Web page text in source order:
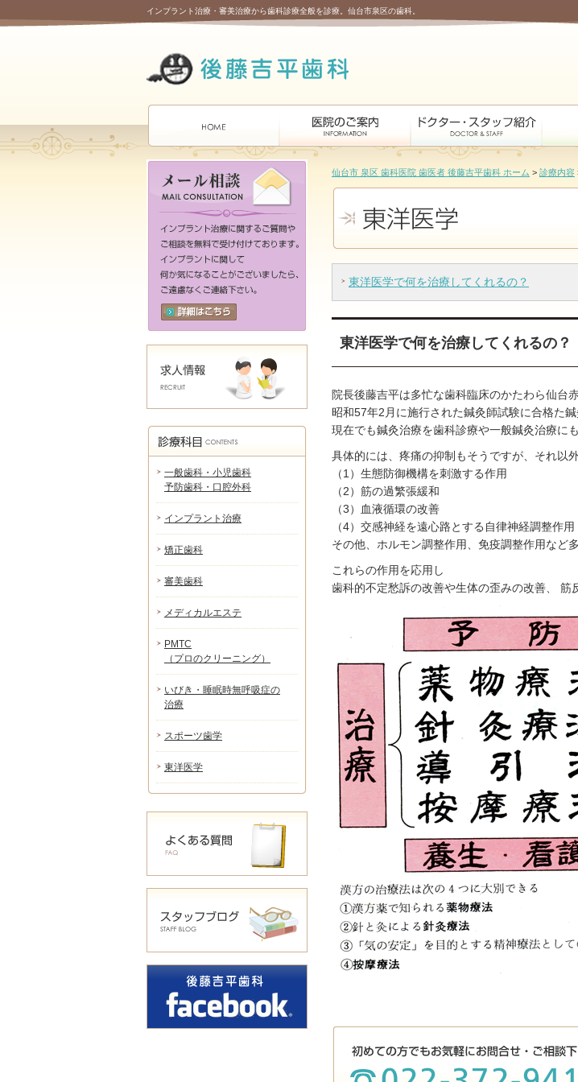
インプラント治療・審美治療から歯科診療全般を診療。仙台市泉区の歯科。
仙台市 泉区 歯科医院 歯医者 後藤吉平歯科 ホーム > 診療内容
東洋医学で何を治療してくれるの？
東洋医学で何を治療してくれるの？
院長後藤吉平は多忙な歯科臨床のかたわら仙台
昭和57年2月に施行された鍼灸師試験に合格た鍼
現在でも鍼灸治療を歯科診療や一般鍼灸治療に
具体的には、疼痛の抑制もそうですが、それ以
（1）生態防御機構を刺激する作用
（2）筋の過繁張緩和
（3）血液循環の改善
（4）交感神経を遠心路とする自律神経調整作用
その他、ホルモン調整作用、免疫調整作用など
これらの作用を応用し
歯科的不定愁訴の改善や生体の歪みの改善、 筋
一般歯科・小児歯科
予防歯科・口腔外科
インプラント治療
矯正歯科
審美歯科
メディカルエステ
PMTC
（プロのクリーニング）
いびき・睡眠時無呼吸症の
治療
スポーツ歯学
東洋医学